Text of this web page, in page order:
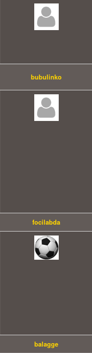
bubulinko
focilabda
balagge